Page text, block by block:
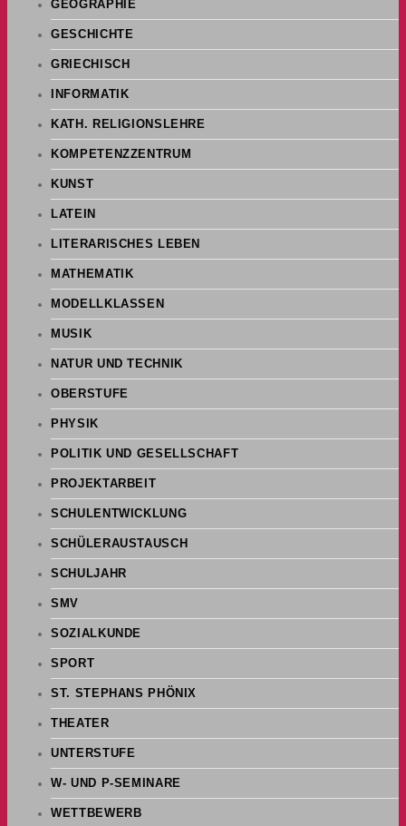
GEOGRAPHIE
GESCHICHTE
GRIECHISCH
INFORMATIK
KATH. RELIGIONSLEHRE
KOMPETENZZENTRUM
KUNST
LATEIN
LITERARISCHES LEBEN
MATHEMATIK
MODELLKLASSEN
MUSIK
NATUR UND TECHNIK
OBERSTUFE
PHYSIK
POLITIK UND GESELLSCHAFT
PROJEKTARBEIT
SCHULENTWICKLUNG
SCHÜLERAUSTAUSCH
SCHULJAHR
SMV
SOZIALKUNDE
SPORT
ST. STEPHANS PHÖNIX
THEATER
UNTERSTUFE
W- UND P-SEMINARE
WETTBEWERB